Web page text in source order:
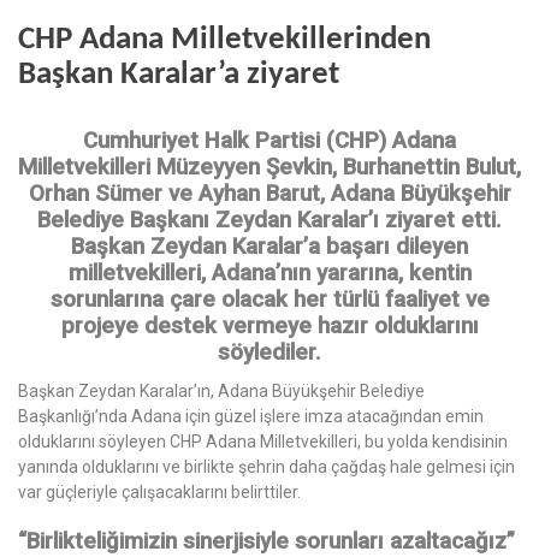
CHP Adana Milletvekillerinden
Başkan Karalar’a ziyaret
Cumhuriyet Halk Partisi (CHP) Adana
Milletvekilleri Müzeyyen Şevkin, Burhanettin Bulut,
Orhan Sümer ve Ayhan Barut, Adana Büyükşehir
Belediye Başkanı Zeydan Karalar’ı ziyaret etti.
Başkan Zeydan Karalar’a başarı dileyen
milletvekilleri, Adana’nın yararına, kentin
sorunlarına çare olacak her türlü faaliyet ve
projeye destek vermeye hazır olduklarını
söylediler.
Başkan Zeydan Karalar’ın, Adana Büyükşehir Belediye
Başkanlığı’nda Adana için güzel işlere imza atacağından emin
olduklarını söyleyen CHP Adana Milletvekilleri, bu yolda kendisinin
yanında olduklarını ve birlikte şehrin daha çağdaş hale gelmesi için
var güçleriyle çalışacaklarını belirttiler.
“Birlikteliğimizin sinerjisiyle sorunları azaltacağız”